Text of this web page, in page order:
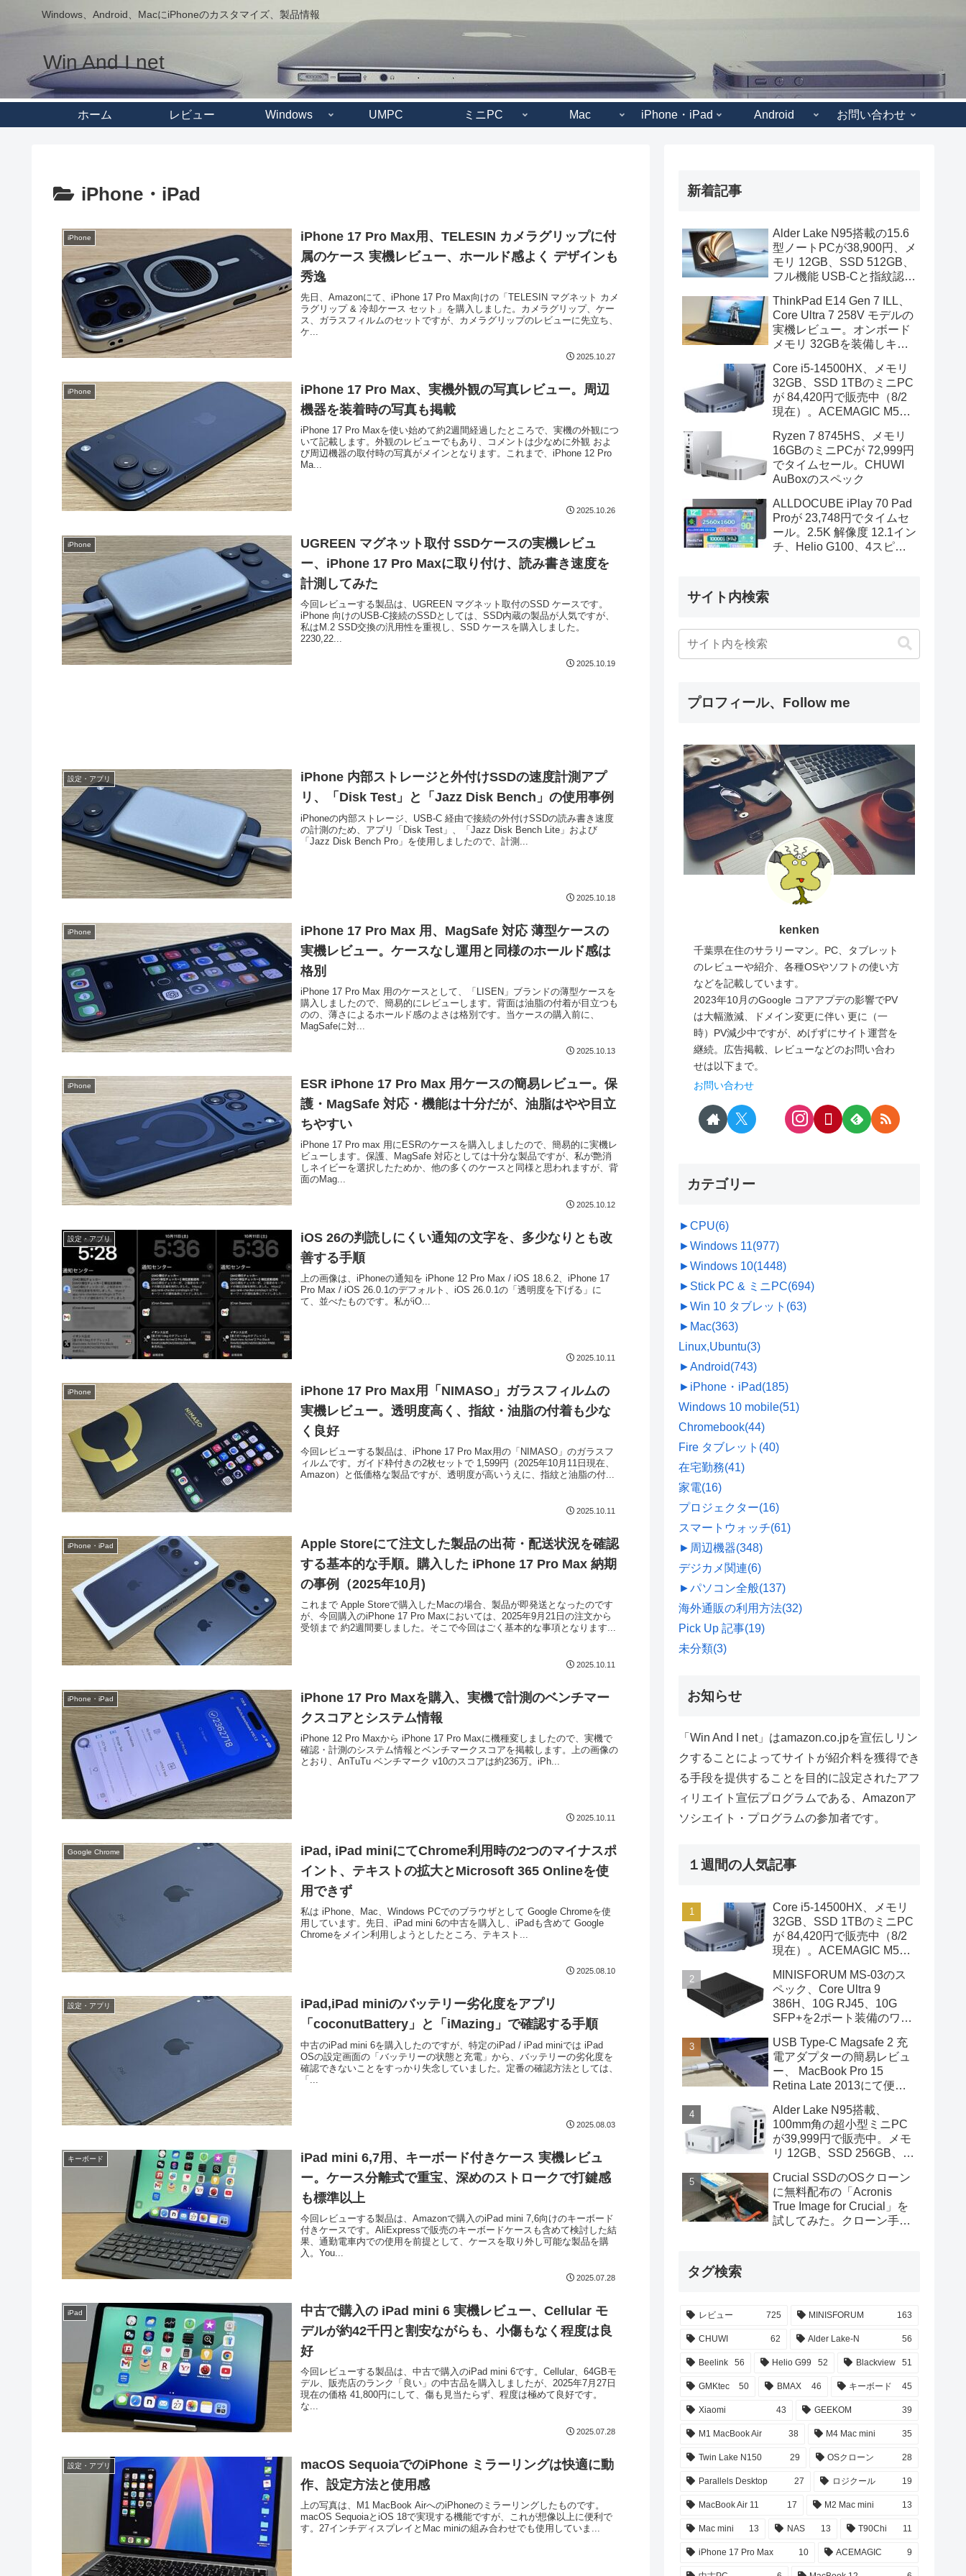
Windows、Android、MacにiPhoneのカスタマイズ、製品情報
Win And I net
ホーム レビュー Windows UMPC ミニPC Mac iPhone・iPad Android お問い合わせ
iPhone・iPad
iPhone
iPhone 17 Pro Max用、TELESIN カメラグリップに付
属のケース 実機レビュー、ホールド感よく デザインも
秀逸
先日、Amazonにて、iPhone 17 Pro Max向けの「TELESIN マグネット カメ
ラグリップ & 冷却ケース セット」を購入しました。カメラグリップ、ケー
ス、ガラスフィルムのセットですが、カメラグリップのレビューに先立ち、
ケ...
2025.10.27
iPhone
iPhone 17 Pro Max、実機外観の写真レビュー。周辺
機器を装着時の写真も掲載
iPhone 17 Pro Maxを使い始めて約2週間経過したところで、実機の外観につ
いて記載します。外観のレビューでもあり、コメントは少なめに外観 およ
び周辺機器の取付時の写真がメインとなります。これまで、iPhone 12 Pro
Ma...
2025.10.26
iPhone
UGREEN マグネット取付 SSDケースの実機レビュ
ー、iPhone 17 Pro Maxに取り付け、読み書き速度を
計測してみた
今回レビューする製品は、UGREEN マグネット取付のSSD ケースです。
iPhone 向けのUSB-C接続のSSDとしては、SSD内蔵の製品が人気ですが、
私はM.2 SSD交換の汎用性を重視し、SSD ケースを購入しました。
2230,22...
2025.10.19
設定・アプリ
iPhone 内部ストレージと外付けSSDの速度計測アプ
リ、「Disk Test」と「Jazz Disk Bench」の使用事例
iPhoneの内部ストレージ、USB-C 経由で接続の外付けSSDの読み書き速度
の計測のため、アプリ「Disk Test」、「Jazz Disk Bench Lite」および
「Jazz Disk Bench Pro」を使用しましたので、計測...
2025.10.18
iPhone
iPhone 17 Pro Max 用、MagSafe 対応 薄型ケースの
実機レビュー。ケースなし運用と同様のホールド感は
格別
iPhone 17 Pro Max 用のケースとして、「LISEN」ブランドの薄型ケースを
購入しましたので、簡易的にレビューします。背面は油脂の付着が目立つも
のの、薄さによるホールド感のよさは格別です。当ケースの購入前に、
MagSafeに対...
2025.10.13
iPhone
ESR iPhone 17 Pro Max 用ケースの簡易レビュー。保
護・MagSafe 対応・機能は十分だが、油脂はやや目立
ちやすい
iPhone 17 Pro max 用にESRのケースを購入しましたので、簡易的に実機レ
ビューします。保護、MagSafe 対応としては十分な製品ですが、私が艶消
しネイビーを選択したためか、他の多くのケースと同様と思われますが、背
面のMag...
2025.10.12
設定・アプリ
iOS 26の判読しにくい通知の文字を、多少なりとも改
善する手順
上の画像は、iPhoneの通知を iPhone 12 Pro Max / iOS 18.6.2、iPhone 17
Pro Max / iOS 26.0.1のデフォルト、iOS 26.0.1の「透明度を下げる」に
て、並べたものです。私がiO...
2025.10.11
iPhone
iPhone 17 Pro Max用「NIMASO」ガラスフィルムの
実機レビュー。透明度高く、指紋・油脂の付着も少な
く良好
今回レビューする製品は、iPhone 17 Pro Max用の「NIMASO」のガラスフ
ィルムです。ガイド枠付きの2枚セットで 1,599円（2025年10月11日現在、
Amazon）と低価格な製品ですが、透明度が高いうえに、指紋と油脂の付...
2025.10.11
iPhone・iPad
Apple Storeにて注文した製品の出荷・配送状況を確認
する基本的な手順。購入した iPhone 17 Pro Max 納期
の事例（2025年10月)
これまで Apple Storeで購入したMacの場合、製品が即発送となったのです
が、今回購入のiPhone 17 Pro Maxにおいては、2025年9月21日の注文から
受領まで 約2週間要しました。そこで今回はごく基本的な事項となります...
2025.10.11
iPhone・iPad
iPhone 17 Pro Maxを購入、実機で計測のベンチマー
クスコアとシステム情報
iPhone 12 Pro Maxから iPhone 17 Pro Maxに機種変しましたので、実機で
確認・計測のシステム情報とベンチマークスコアを掲載します。上の画像の
とおり、AnTuTu ベンチマーク v10のスコアは約236万。iPh...
2025.10.11
Google Chrome
iPad, iPad miniにてChrome利用時の2つのマイナスポ
イント、テキストの拡大とMicrosoft 365 Onlineを使
用できず
私は iPhone、Mac、Windows PCでのブラウザとして Google Chromeを使
用しています。先日、iPad mini 6の中古を購入し、iPadも含めて Google
Chromeをメイン利用しようとしたところ、テキスト...
2025.08.10
設定・アプリ
iPad,iPad miniのバッテリー劣化度をアプリ
「coconutBattery」と「iMazing」で確認する手順
中古のiPad mini 6を購入したのですが、特定のiPad / iPad miniでは iPad
OSの設定画面の「バッテリーの状態と充電」から、バッテリーの劣化度を
確認できないことをすっかり失念していました。定番の確認方法としては、
「...
2025.08.03
キーボード
iPad mini 6,7用、キーボード付きケース 実機レビュ
ー。ケース分離式で重宝、深めのストロークで打鍵感
も標準以上
今回レビューする製品は、Amazonで購入のiPad mini 7,6向けのキーボード
付きケースです。AliExpressで販売のキーボードケースも含めて検討した結
果、通勤電車内での使用を前提として、ケースを取り外し可能な製品を購
入。You...
2025.07.28
iPad
中古で購入の iPad mini 6 実機レビュー、Cellular モ
デルが約42千円と割安ながらも、小傷もなく程度は良
好
今回レビューする製品は、中古で購入のiPad mini 6です。Cellular、64GBモ
デル、販売店のランク「良い」の中古品を購入しましたが、2025年7月27日
現在の価格 41,800円にして、傷も見当たらず、程度は極めて良好です。
な...
2025.07.28
設定・アプリ
macOS SequoiaでのiPhone ミラーリングは快適に動
作、設定方法と使用感
上の写真は、M1 MacBook AirへのiPhoneのミラーリングしたものです。
macOS SequoiaとiOS 18で実現する機能ですが、これが想像以上に便利で
す。27インチディスプレイとMac miniの組み合わせでも使用していま...
新着記事
Alder Lake N95搭載の15.6
型ノートPCが38,900円、メ
モリ 12GB、SSD 512GB、
フル機能 USB-Cと指紋認証
ThinkPad E14 Gen 7 ILL、
Core Ultra 7 258V モデルの
実機レビュー。オンボード
メモリ 32GBを装備しキビ
Core i5-14500HX、メモリ
32GB、SSD 1TBのミニPC
が 84,420円で販売中（8/2
現在）。ACEMAGIC M5の
Ryzen 7 8745HS、メモリ
16GBのミニPCが 72,999円
でタイムセール。CHUWI
AuBoxのスペック
ALLDOCUBE iPlay 70 Pad
Proが 23,748円でタイムセ
ール。2.5K 解像度 12.1イン
チ、Helio G100、4スピー
サイト内検索
プロフィール、Follow me
kenken
千葉県在住のサラリーマン。PC、タブレット
のレビューや紹介、各種OSやソフトの使い方
などを記載しています。
2023年10月のGoogle コアアプデの影響でPV
は大幅激減、ドメイン変更に伴い 更に（一
時）PV減少中ですが、めげずにサイト運営を
継続。広告掲載、レビューなどのお問い合わ
せは以下まで。
お問い合わせ
カテゴリー
►CPU(6)
►Windows 11(977)
►Windows 10(1448)
► Stick PC & ミニPC(694)
►Win 10 タブレット (63)
► Mac(363)
Linux,Ubuntu(3)
►Android(743)
► iPhone・iPad(185)
Windows 10 mobile(51)
Chromebook(44)
Fire タブレット (40)
在宅勤務(41)
家電(16)
プロジェクター(16)
スマートウォッチ(61)
► 周辺機器(348)
デジカメ関連(6)
►パソコン全般(137)
海外通販の利用方法(32)
Pick Up 記事(19)
未分類(3)
お知らせ
「Win And I net」はamazon.co.jpを宣伝しリン
クすることによってサイトが紹介料を獲得でき
る手段を提供することを目的に設定されたアフ
ィリエイト宣伝プログラムである、Amazonア
ソシエイト・プログラムの参加者です。
１週間の人気記事
Core i5-14500HX、メモリ
32GB、SSD 1TBのミニPC
が 84,420円で販売中（8/2
現在）。ACEMAGIC M5の
MINISFORUM MS-03のス
ペック、Core Ultra 9
386H、10G RJ45、10G
SFP+を2ポート装備のワー
USB Type-C Magsafe 2 充
電アダプターの簡易レビュ
ー、 MacBook Pro 15
Retina Late 2013にて便利
Alder Lake N95搭載、
100mm角の超小型ミニPC
が39,999円で販売中。メモ
リ 12GB、SSD 256GB、
Crucial SSDのOSクローン
に無料配布の「Acronis
True Image for Crucial」を
試してみた。クローン手順
タグ検索
レビュー 725 MINISFORUM 163
CHUWI 62 Alder Lake-N 56
Beelink 56 Helio G99 52 Blackview 51
GMKtec 50 BMAX 46 キーボード 45
Xiaomi 43 GEEKOM 39
M1 MacBook Air 38 M4 Mac mini 35
Twin Lake N150 29 OSクローン 28
Parallels Desktop 27 ロジクール 19
MacBook Air 11 17 M2 Mac mini 13
Mac mini 13 NAS 13 T90Chi 11
iPhone 17 Pro Max 10 ACEMAGIC 9